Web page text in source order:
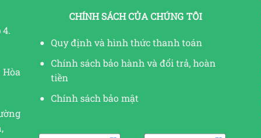
CHÍNH SÁCH CỦA CHÚNG TÔI
Quy định và hình thức thanh toán
Chính sách bảo hành và đổi trả, hoàn
tiền
Chính sách bảo mật